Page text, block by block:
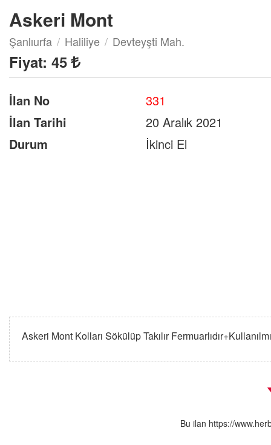
Askeri Mont
Şanlıurfa Haliliye Devteyşti Mah.
Fiyat: 45
İlan No
331
İlan Tarihi
20 Aralık 2021
Durum
İkinci El
Askeri Mont Kolları Sökülüp Takılır
Bu ilan https://